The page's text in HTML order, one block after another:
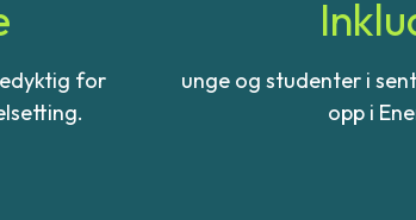
for
unge og studenter i
opp i